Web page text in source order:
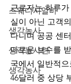
스웨디시알바
생각농사
생각농사란
생각농사
근로자는 하루
실이 아닌 고객
다니며 공공 센
다로운 보수를
국에서 일반적
46달러 중 상당